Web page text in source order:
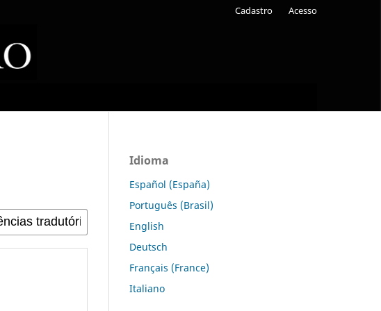
Cadastro Acesso
Idioma
Español (España)
Português (Brasil)
English
Deutsch
Français (France)
Italiano